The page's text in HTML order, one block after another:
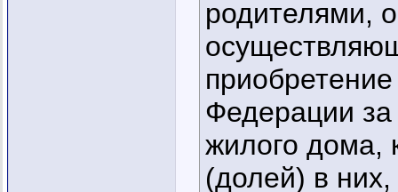
родителями,
Федерации за
жилого дома,
(долей) в